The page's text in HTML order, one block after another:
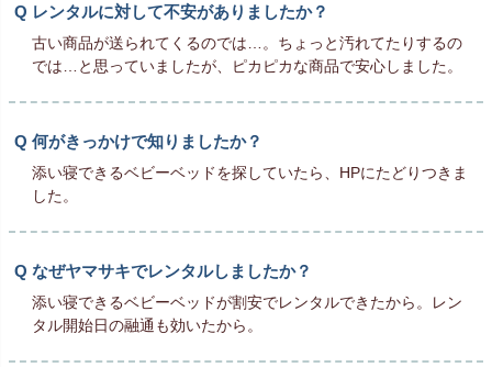
レンタルに対して不安がありましたか？
古い商品が送られてくるのでは…。ちょっと汚れてたりするの
では…と思っていましたが、ピカピカな商品で安心しました。
何がきっかけで知りましたか？
添い寝できるベビーベッドを探していたら、HPにたどりつきま
した。
なぜヤマサキでレンタルしましたか？
添い寝できるベビーベッドが割安でレンタルできたから。レン
タル開始日の融通も効いたから。